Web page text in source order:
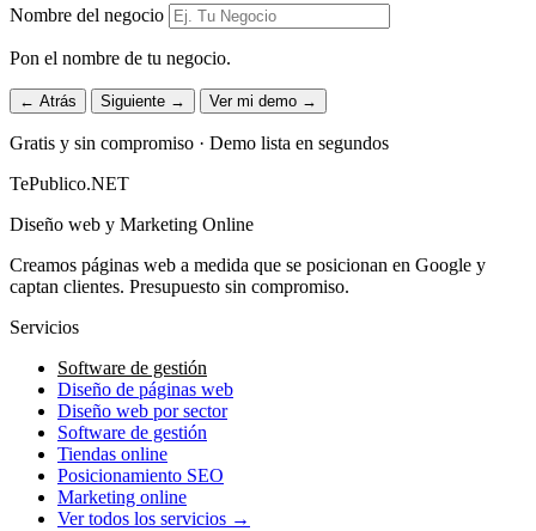
Nombre del negocio
Pon el nombre de tu negocio.
← Atrás Siguiente → Ver mi demo →
Gratis y sin compromiso · Demo lista en segundos
TePublico.NET
Diseño web y Marketing Online
Creamos páginas web a medida que se posicionan en Google y
captan clientes. Presupuesto sin compromiso.
Servicios
Software de gestión
Diseño de páginas web
Diseño web por sector
Software de gestión
Tiendas online
Posicionamiento SEO
Marketing online
Ver todos los servicios →